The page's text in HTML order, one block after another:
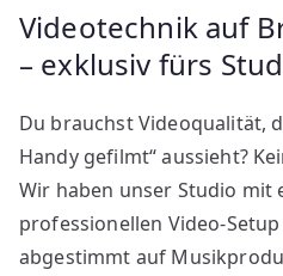
Videotechnik auf
– exklusiv fürs
Du brauchst Videoqualität,
Handy gefilmt“ aussieht?
Wir haben unser Studio mit
professionellen Video-
abgestimmt auf